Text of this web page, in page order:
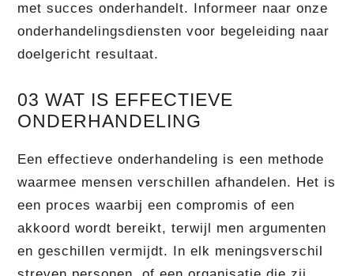
met succes onderhandelt. Informeer naar onze
onderhandelingsdiensten voor begeleiding naar
doelgericht resultaat.
03 WAT IS EFFECTIEVE
ONDERHANDELING
Een effectieve onderhandeling is een methode
waarmee mensen verschillen afhandelen. Het is
een proces waarbij een compromis of een
akkoord wordt bereikt, terwijl men argumenten
en geschillen vermijdt. In elk meningsverschil